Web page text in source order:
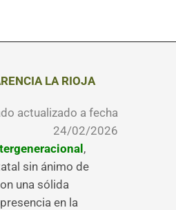
LA RIOJA
actualizado a fecha
24/02/2026
,
sin ánimo de
una sólida
en la